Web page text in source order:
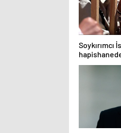
Soykırımcı
karşı